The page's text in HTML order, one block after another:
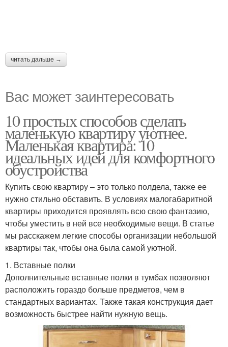
читать дальше →
Вас может заинтересовать
10 простых способов сделать
маленькую квартиру уютнее.
Маленькая квартира: 10
идеальных идей для комфортного
обустройства
Купить свою квартиру – это только полдела, также ее
нужно стильно обставить. В условиях малогабаритной
квартиры приходится проявлять всю свою фантазию,
чтобы уместить в ней все необходимые вещи. В статье
мы расскажем легкие способы организации небольшой
квартиры так, чтобы она была самой уютной.
1. Вставные полки
Дополнительные вставные полки в тумбах позволяют
расположить гораздо больше предметов, чем в
стандартных вариантах. Также такая конструкция дает
возможность быстрее найти нужную вещь.